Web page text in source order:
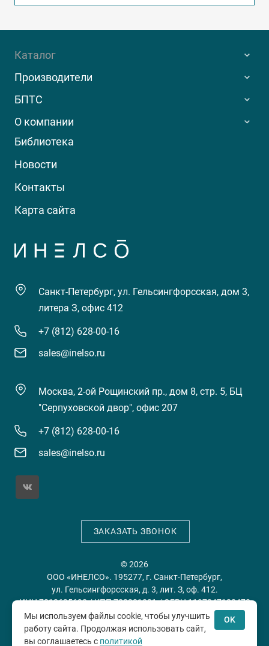
Каталог
Производители
БПТС
О компании
Библиотека
Новости
Контакты
Карта сайта
Санкт-Петербург, ул. Гельсингфорсская, дом 3,
литера З, офис 412
+7 (812) 628-00-16
sales@inelso.ru
Москва, 2-ой Рощинский пр., дом 8, стр. 5, БЦ
"Серпуховской двор", офис 207
+7 (812) 628-00-16
sales@inelso.ru
ЗАКАЗАТЬ ЗВОНОК
© 2026
ООО «ИНЕЛСО». 195277, г. Санкт-Петербург,
ул. Гельсингфорсская, д. 3, лит. З, оф. 412.
ИНН 7813635698 / КПП 780201001 / ОГРН 1197847128478
Политика конфиденциальности
Мы используем файлы cookie, чтобы улучшить
работу сайта. Продолжая использовать сайт,
вы соглашаетесь с политикой
OK